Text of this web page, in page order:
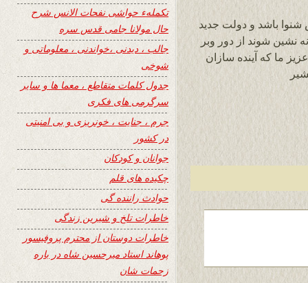
باشد و دولت جدید
نشین شوند از دور وبر
ما که آینده سازان
تکملهء حواشی نفحات الانس شرح
حال مولانا جامی قدس سره
جالب ، دیدنی ،خواندنی ، معلوماتی و
شوخی
جدول کلمات متقاطع ، معما ها و سایر
سرگرمی های فکری
جرم ، جنایت ، خونریزی و بی امنیتی
در کشور
جوانان و کودکان
چکیده های قلم
حوادث راننده گی
خاطرات تلخ و شیرین زندگی
خاطرات دوستان از محترم پروفیسور
پوهاند استاد میرحسین شاه در باره
زحمات شان